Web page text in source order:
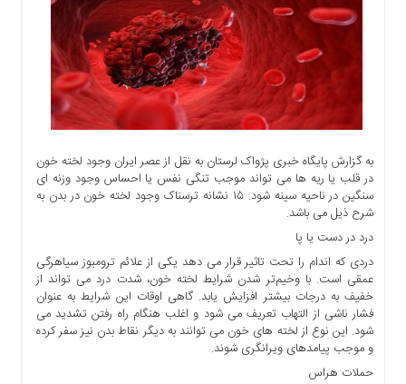
فرهنگی
علمی
آموزشی
دسترسی
سریع
ارتباط
برگه
نمونه
به گزارش پایگاه خبری پژواک لرستان به نقل از عصر ایران وجود لخته خون
در قلب یا ریه ها می تواند موجب تنگی نفس یا احساس وجود وزنه ای
سنگین در ناحیه سینه شود. ۱۵ نشانه ترسناک وجود لخته خون در بدن به
شرح ذیل می باشد.
درد در دست یا پا
دردی که اندام را تحت تاثیر قرار می دهد یکی از علائم ترومبوز سیاهرگی
عمقی است. با وخیم‌تر شدن شرایط لخته خون، شدت درد می تواند از
خفیف به درجات بیشتر افزایش یابد. گاهی اوقات این شرایط به عنوان
فشار ناشی از التهاب تعریف می شود و اغلب هنگام راه رفتن تشدید می
شود. این نوع از لخته های خون می توانند به دیگر نقاط بدن نیز سفر کرده
و موجب پیامدهای ویرانگری شوند.
حملات هراس